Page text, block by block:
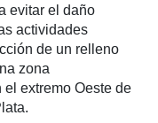
evitar el daño
actividades
de un relleno
zona
extremo Oeste de